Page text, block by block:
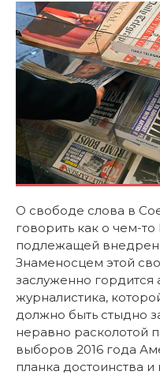
Свобода
слова
—
как
ложь
со
злым
умыслом
О свободе слова в
говорить как о чем-
подлежащей
Знаменосцем этой
заслуженно гордится
журналистика,
должно быть стыдно
неравно расколотой
выборов 2016 года
планка достоинства и